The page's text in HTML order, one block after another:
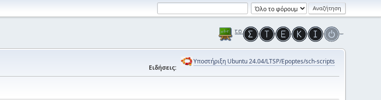
Ειδήσεις:
Υποστήριξη Ubuntu 24.04/LTSP/Epoptes/sch-scripts